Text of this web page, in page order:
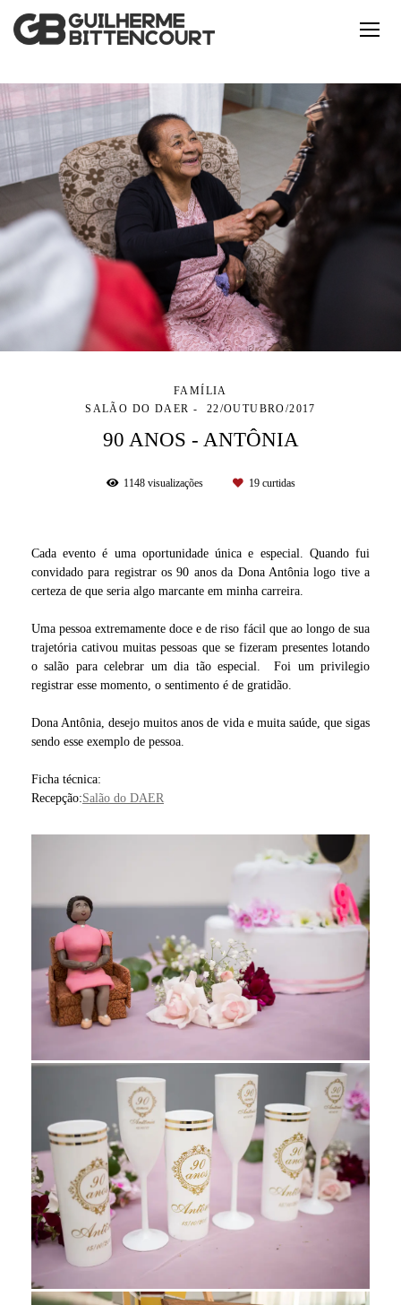
FAMÍLIA
SALÃO DO DAER
22/OUTUBRO/2017
90 ANOS - ANTÔNIA
1148visualizações 19curtidas
Cada evento é uma oportunidade única e especial. Quando fui
convidado para registrar os 90 anos da Dona Antônia logo tive a
certeza de que seria algo marcante em minha carreira.
Uma pessoa extremamente doce e de riso fácil que ao longo de sua
trajetória cativou muitas pessoas que se fizeram presentes lotando
o salão para celebrar um dia tão especial. Foi um privilegio
registrar esse momento, o sentimento é de gratidão.
Dona Antônia, desejo muitos anos de vida e muita saúde, que sigas
sendo esse exemplo de pessoa.
Ficha técnica:
Recepção:Salão do DAER